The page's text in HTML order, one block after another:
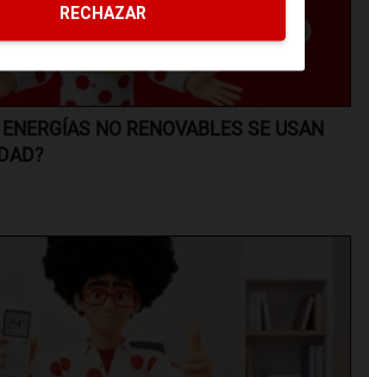
NO RENOVABLES SE USAN
RECHAZAR